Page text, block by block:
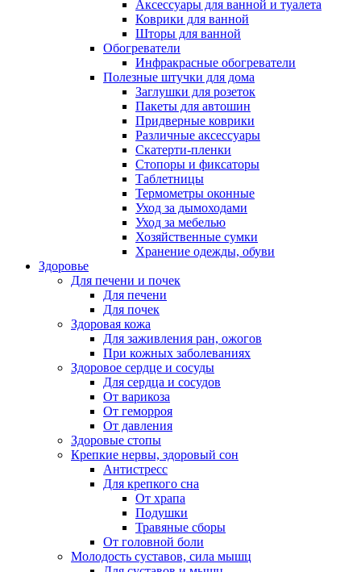
Аксессуары для ванной и туалета
Коврики для ванной
Шторы для ванной
Обогреватели
Инфракрасные обогреватели
Полезные штучки для дома
Заглушки для розеток
Пакеты для автошин
Придверные коврики
Различные аксессуары
Скатерти-пленки
Стопоры и фиксаторы
Таблетницы
Термометры оконные
Уход за дымоходами
Уход за мебелью
Хозяйственные сумки
Хранение одежды, обуви
Здоровье
Для печени и почек
Для печени
Для почек
Здоровая кожа
Для заживления ран, ожогов
При кожных заболеваниях
Здоровое сердце и сосуды
Для сердца и сосудов
От варикоза
От геморроя
От давления
Здоровые стопы
Крепкие нервы, здоровый сон
Антистресс
Для крепкого сна
От храпа
Подушки
Травяные сборы
От головной боли
Молодость суставов, сила мышц